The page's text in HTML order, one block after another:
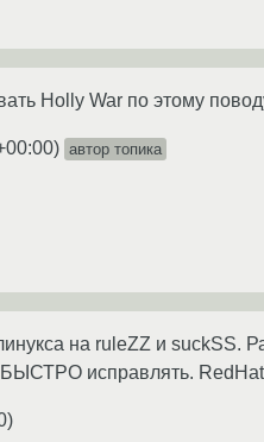
Holly War по этому
) автор топика
на ruleZZ и suckSS.
исправлять.
)